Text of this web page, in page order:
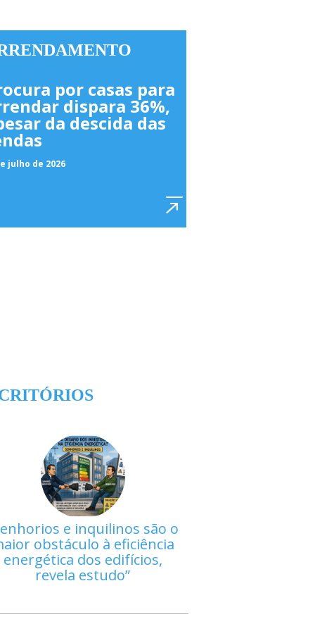
por casas para
dispara 36%,
da descida das
julho de 2026
e inquilinos são o
obstáculo à eficiência
energética dos edifícios,
revela estudo